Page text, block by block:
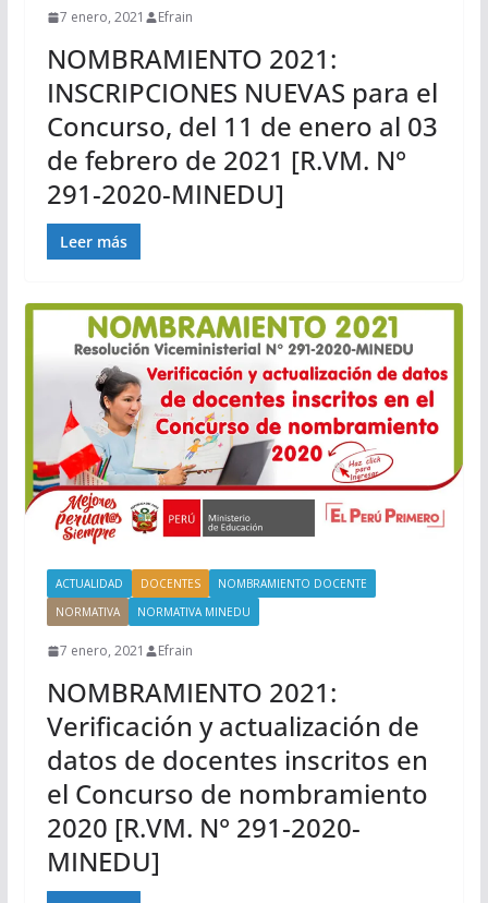
7 enero, 2021 Efrain
NOMBRAMIENTO 2021:
INSCRIPCIONES NUEVAS para el
Concurso, del 11 de enero al 03
de febrero de 2021 [R.VM. N°
291-2020-MINEDU]
Leer más
ACTUALIDAD DOCENTES
NOMBRAMIENTO DOCENTE
NORMATIVA
NORMATIVA MINEDU
7 enero, 2021 Efrain
NOMBRAMIENTO 2021:
Verificación y actualización de
datos de docentes inscritos en
el Concurso de nombramiento
2020 [R.VM. N° 291-2020-
MINEDU]